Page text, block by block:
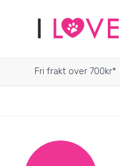
Fri frakt over 700kr*